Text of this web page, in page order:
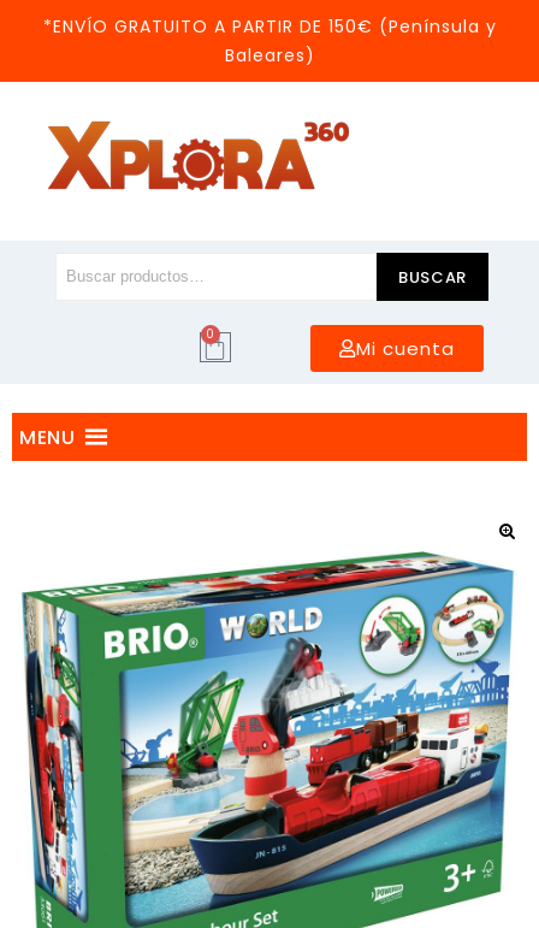
*ENVÍO GRATUITO A PARTIR DE 150€ (Península y
Baleares)
BUSCAR
0
Mi cuenta
MENU